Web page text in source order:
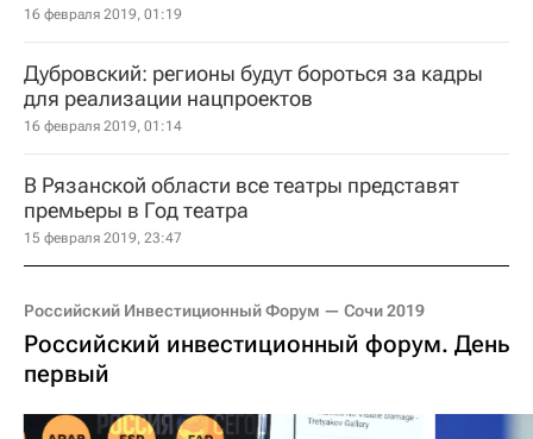
16 февраля 2019, 01:19
Дубровский: регионы будут бороться за кадры
для реализации нацпроектов
16 февраля 2019, 01:14
В Рязанской области все театры представят
премьеры в Год театра
15 февраля 2019, 23:47
Российский Инвестиционный Форум — Сочи 2019
Российский инвестиционный форум. День
первый